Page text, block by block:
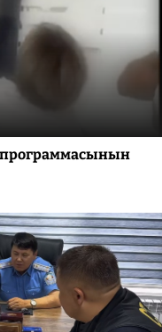
программасынын